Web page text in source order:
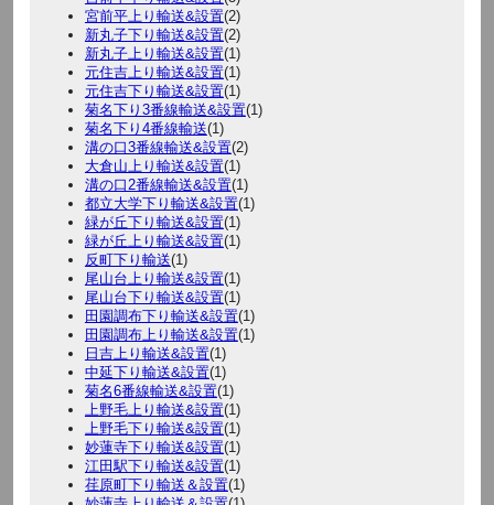
宮前平上り輸送&設置(2)
新丸子下り輸送&設置(2)
新丸子上り輸送&設置(1)
元住吉上り輸送&設置(1)
元住吉下り輸送&設置(1)
菊名下り3番線輸送&設置(1)
菊名下り4番線輸送(1)
溝の口3番線輸送&設置(2)
大倉山上り輸送&設置(1)
溝の口2番線輸送&設置(1)
都立大学下り輸送&設置(1)
緑が丘下り輸送&設置(1)
緑が丘上り輸送&設置(1)
反町下り輸送(1)
尾山台上り輸送&設置(1)
尾山台下り輸送&設置(1)
田園調布下り輸送&設置(1)
田園調布上り輸送&設置(1)
日吉上り輸送&設置(1)
中延下り輸送&設置(1)
菊名6番線輸送&設置(1)
上野毛上り輸送&設置(1)
上野毛下り輸送&設置(1)
妙蓮寺下り輸送&設置(1)
江田駅下り輸送&設置(1)
荏原町下り輸送＆設置(1)